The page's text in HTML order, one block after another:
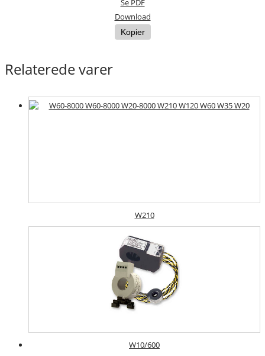
Se PDF
Download
Kopier
Relaterede varer
W210
W10/600